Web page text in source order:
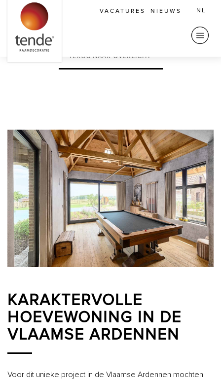
VACATURES NIEUWS NL
Vorige Volgende
TERUG NAAR OVERZICHT
KARAKTERVOLLE
HOEVEWONING IN DE
VLAAMSE ARDENNEN
Voor dit unieke project in de Vlaamse Ardennen mochten